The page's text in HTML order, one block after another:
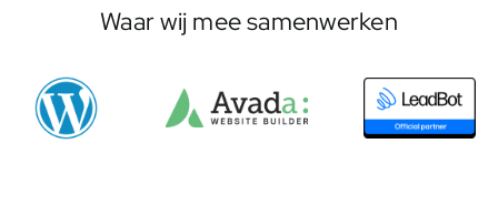
Waar wij mee samenwerken